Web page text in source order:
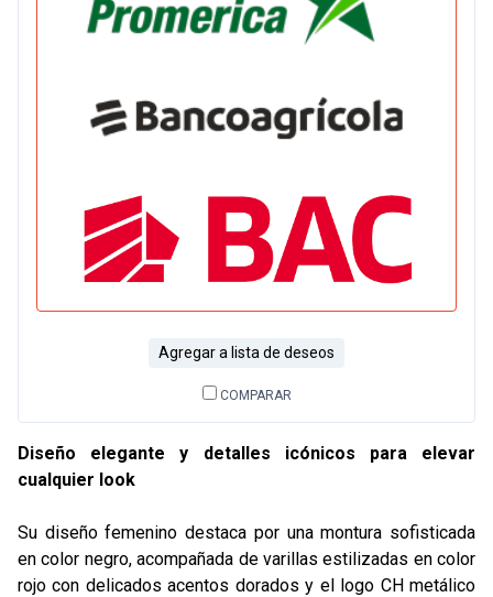
Agregar a lista de deseos
COMPARAR
Diseño elegante y detalles icónicos para elevar
cualquier look
Su diseño femenino destaca por una montura sofisticada
en color negro, acompañada de varillas estilizadas en color
rojo con delicados acentos dorados y el logo CH metálico